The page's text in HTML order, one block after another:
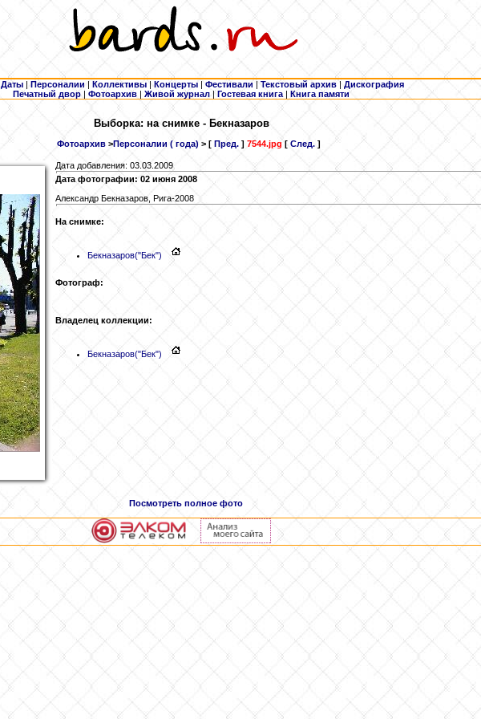
Даты | Персоналии | Коллективы | Концерты | Фестивали | Текстовый архив | Дискография
Печатный двор | Фотоархив | Живой журнал |Гостевая книга | Книга памяти
Выборка: на снимке - Бекназаров
Фотоархив>Персоналии ( года) > [ Пред.] 7544.jpg [ След.]
Дата добавления: 03.03.2009
Дата фотографии: 02 июня 2008
Александр Бекназаров, Рига-2008
На снимке:
Бекназаров("Бек")
Фотограф:
Владелец коллекции:
Бекназаров("Бек")
Посмотреть полное фото